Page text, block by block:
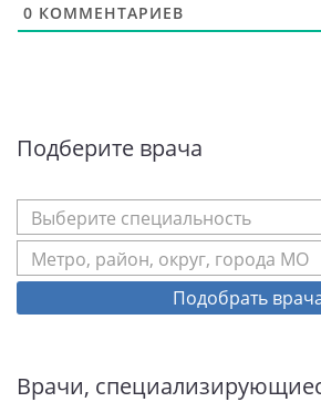
0 КОММЕНТАРИЕВ
Подберите врача
Выберите специальность
Метро, район, округ, города МО
Подобрать
Врачи,